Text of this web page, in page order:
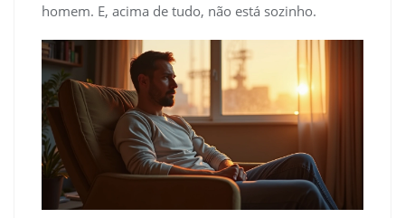
homem. E, acima de tudo, não está sozinho.